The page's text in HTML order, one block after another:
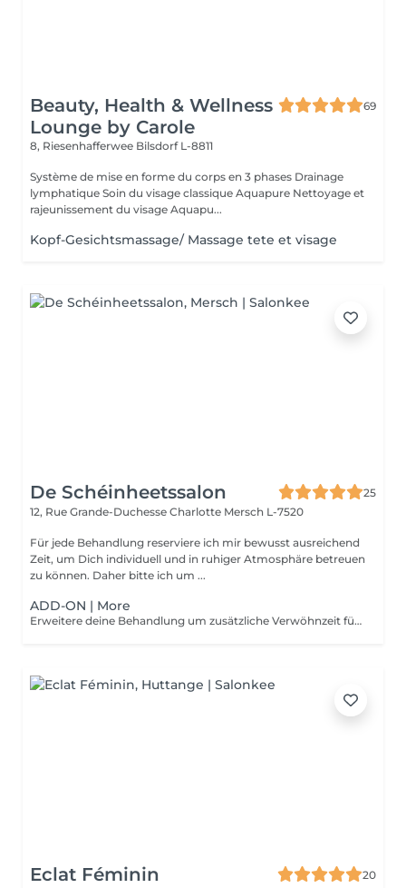
Beauty, Health & Wellness
Lounge by Carole
69
8, Riesenhafferwee Bilsdorf L-8811
Système de mise en forme du corps en 3 phases Drainage
lymphatique Soin du visage classique Aquapure Nettoyage et
rajeunissement du visage Aquapu...
Kopf-Gesichtsmassage/ Massage tete et visage
De Schéinheetssalon
25
12, Rue Grande-Duchesse Charlotte Mersch L-7520
Für jede Behandlung reserviere ich mir bewusst ausreichend
Zeit, um Dich individuell und in ruhiger Atmosphäre betreuen
zu können. Daher bitte ich um ...
ADD-ON | More
Erweitere deine Behandlung um zusätzliche Verwöhnzeit für intensivere Massage oder Ausreinigung. Perfekt, um individuell auf die aktuellen Bedürfnisse deiner Haut einzugehen.
Eclat Féminin
20